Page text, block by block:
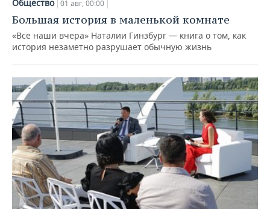
Общество 01 авг, 00:00
Большая история в маленькой комнате
«Все наши вчера» Наталии Гинзбург — книга о том, как
история незаметно разрушает обычную жизнь